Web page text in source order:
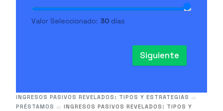
INGRESOS PASIVOS REVELADOS: TIPOS Y ESTRATEGIAS
PRÉSTAMOS
INGRESOS PASIVOS REVELADOS: TIPOS Y
Valor Seleccionado: 30 días
Siguiente